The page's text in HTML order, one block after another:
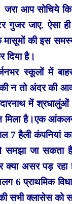
जरा आप सोचिये
गुजर जाए. ऐसा
मासूमों की इस
दिया है।
स्कूलों में
न तो अंदर की
में श्रधालुंओं
मिला है।एक
7 हैली कंपनियां
समझा जा सकता
क्या असर पड़
6 प्राथमिक
सभी क्लासेस